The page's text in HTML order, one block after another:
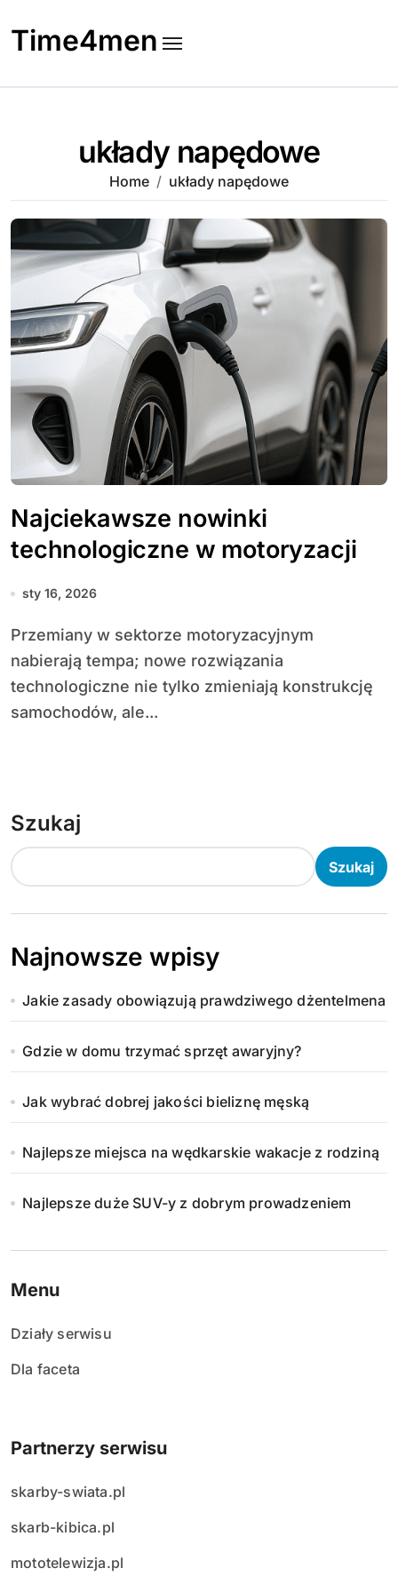
to
content
Time4men
układy napędowe
Home układy napędowe
Najciekawsze nowinki
technologiczne w motoryzacji
sty 16, 2026
Przemiany w sektorze motoryzacyjnym
nabierają tempa; nowe rozwiązania
technologiczne nie tylko zmieniają konstrukcję
samochodów, ale...
Szukaj
Szukaj
Najnowsze wpisy
Jakie zasady obowiązują prawdziwego dżentelmena
Gdzie w domu trzymać sprzęt awaryjny?
Jak wybrać dobrej jakości bieliznę męską
Najlepsze miejsca na wędkarskie wakacje z rodziną
Najlepsze duże SUV-y z dobrym prowadzeniem
Menu
Działy serwisu
Dla faceta
Partnerzy serwisu
skarby-swiata.pl
skarb-kibica.pl
mototelewizja.pl